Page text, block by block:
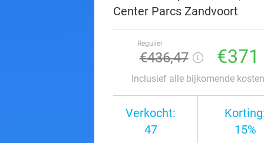
Center Parcs Zandvoort
Regulier
€436,47 €371
Inclusief alle bijkomende kosten
Verkocht:
47
15%